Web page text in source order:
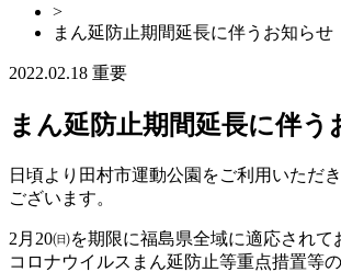
>
まん延防止期間延長に伴うお知らせ
2022.02.18 重要
まん延防止期間延長に伴う
日頃より田村市運動公園をご利用いただ
ございます。
2月20㈰を期限に福島県全域に適応されて
コロナウイルスまん延防止等重点措置等